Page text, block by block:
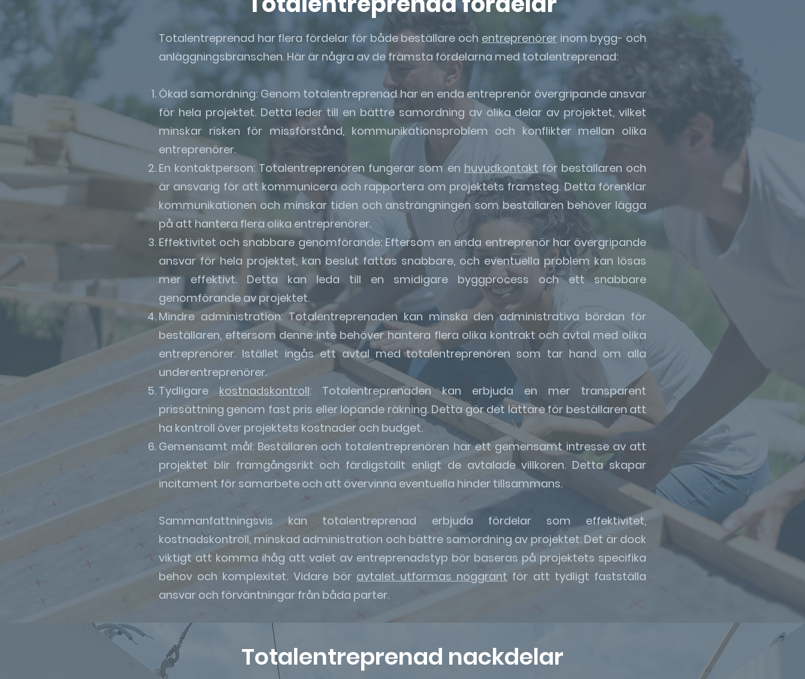
Totalentreprenad har flera fördelar för både beställare och entreprenörerinom bygg- och
anläggningsbranschen. Här är några av de främsta fördelarna med totalentreprenad:
Ökad samordning: Genom totalentreprenad har en enda entreprenör övergripande ansvar
för hela projektet. Detta leder till en bättre samordning av olika delar av projektet, vilket
minskar risken för missförstånd, kommunikationsproblem och konflikter mellan olika
entreprenörer.
En kontaktperson: Totalentreprenören fungerar som en huvudkontakt för beställaren och
är ansvarig för att kommunicera och rapportera om projektets framsteg. Detta förenklar
kommunikationen och minskar tiden och ansträngningen som beställaren behöver lägga
på att hantera flera olika entreprenörer.
Effektivitet och snabbare genomförande: Eftersom en enda entreprenör har övergripande
ansvar för hela projektet, kan beslut fattas snabbare, och eventuella problem kan lösas
mer effektivt. Detta kan leda till en smidigare byggprocess och ett snabbare
genomförande av projektet.
Mindre administration: Totalentreprenaden kan minska den administrativa bördan för
beställaren, eftersom denne inte behöver hantera flera olika kontrakt och avtal med olika
entreprenörer. Istället ingås ett avtal med totalentreprenören som tar hand om alla
underentreprenörer.
Tydligare kostnadskontroll: Totalentreprenaden kan erbjuda en mer transparent
prissättning genom fast pris eller löpande räkning. Detta gör det lättare för beställaren att
ha kontroll över projektets kostnader och budget.
Gemensamt mål: Beställaren och totalentreprenören har ett gemensamt intresse av att
projektet blir framgångsrikt och färdigställt enligt de avtalade villkoren. Detta skapar
incitament för samarbete och att övervinna eventuella hinder tillsammans.
Sammanfattningsvis kan totalentreprenad erbjuda fördelar som effektivitet,
kostnadskontroll, minskad administration och bättre samordning av projektet. Det är dock
viktigt att komma ihåg att valet av entreprenadstyp bör baseras på projektets specifika
behov och komplexitet. Vidare bör avtalet utformas noggrant för att tydligt fastställa
ansvar och förväntningar från båda parter.
Totalentreprenad nackdelar